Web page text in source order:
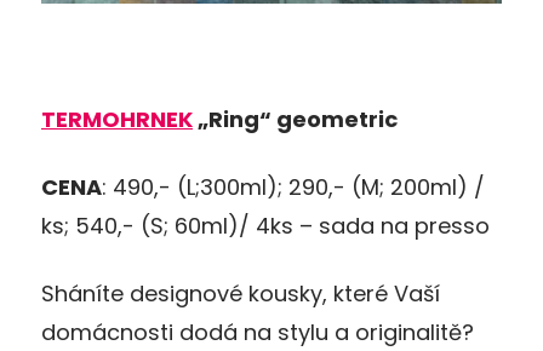
TERMOHRNEK „Ring“ geometric
CENA: 490,- (L;300ml); 290,- (M; 200ml) /
ks; 540,- (S; 60ml)/ 4ks – sada na presso
Sháníte designové kousky, které Vaší
domácnosti dodá na stylu a originalitě?